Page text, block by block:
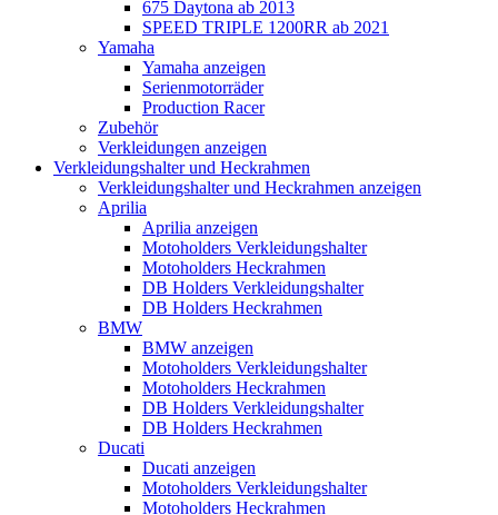
675 Daytona ab 2013
SPEED TRIPLE 1200RR ab 2021
Yamaha
Yamaha anzeigen
Serienmotorräder
Production Racer
Zubehör
Verkleidungen anzeigen
Verkleidungshalter und Heckrahmen
Verkleidungshalter und Heckrahmen anzeigen
Aprilia
Aprilia anzeigen
Motoholders Verkleidungshalter
Motoholders Heckrahmen
DB Holders Verkleidungshalter
DB Holders Heckrahmen
BMW
BMW anzeigen
Motoholders Verkleidungshalter
Motoholders Heckrahmen
DB Holders Verkleidungshalter
DB Holders Heckrahmen
Ducati
Ducati anzeigen
Motoholders Verkleidungshalter
Motoholders Heckrahmen